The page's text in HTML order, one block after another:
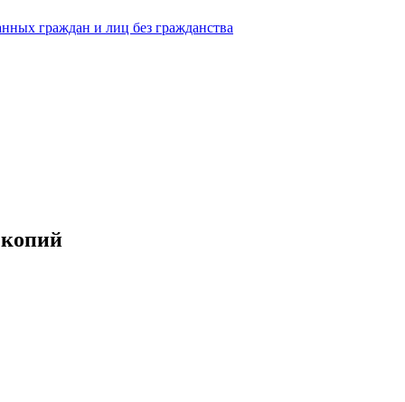
граждан и лиц без гражданства